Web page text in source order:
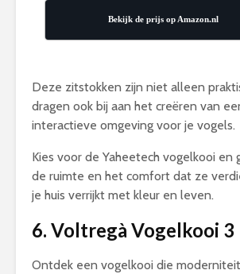
Bekijk de prijs op Amazon.nl
Deze zitstokken zijn niet alleen
dragen ook bij aan het creëren van
interactieve omgeving voor je vogels.
Kies voor de Yaheetech vogelkooi en
de ruimte en het comfort dat ze
je huis verrijkt met kleur en leven.
6. Voltregà Vogelkooi 3
Ontdek een vogelkooi die